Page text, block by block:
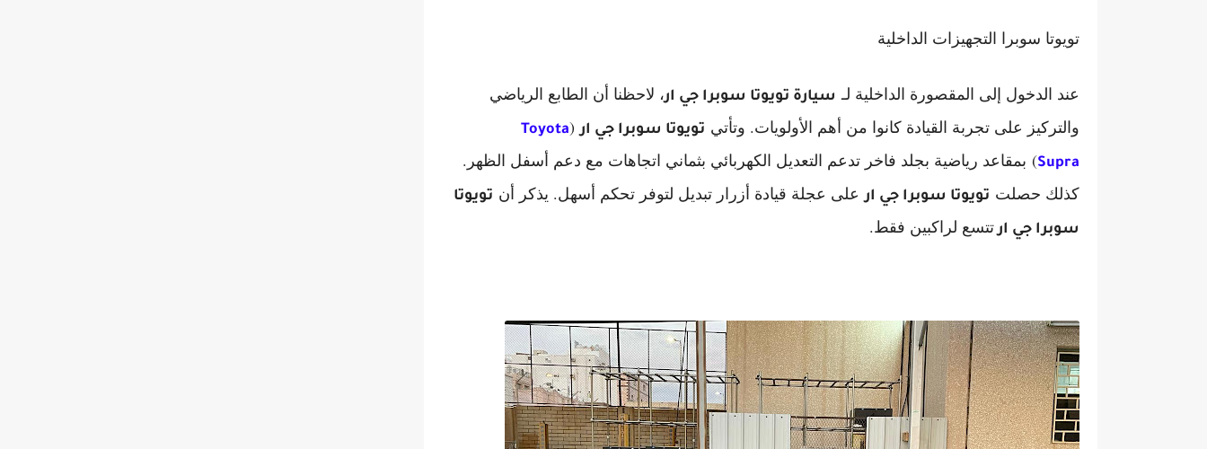
تويوتا سوبرا التجهيزات الداخلية
عند الدخول إلى المقصورة الداخلية لـ سيارة تويوتا سوبرا جي ار، لاحظنا أن الطابع الرياضي
والتركيز على تجربة القيادة كانوا من أهم الأولويات. وتأتي تويوتا سوبرا جي ار (
Toyota
Supra
) بمقاعد رياضية بجلد فاخر تدعم التعديل الكهربائي بثماني اتجاهات مع دعم أسفل الظهر.
كذلك حصلت تويوتا سوبرا جي ار على عجلة قيادة أزرار تبديل لتوفر تحكم أسهل. يذكر أن تويوتا
سوبرا جي ارتتسع لراكبين فقط.